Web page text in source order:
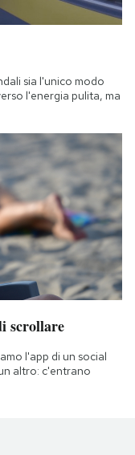
sia l'unico modo
l'energia pulita, ma
scrollare
l'app di un social
altro: c'entrano